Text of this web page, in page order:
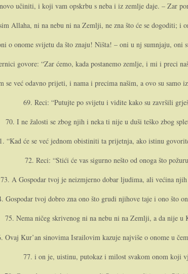
učiniti, i koji vam opskrbu s neba i iz zemlje daje. – Zar
Allaha, ni na nebu ni na Zemlji, ne zna što će se dogoditi; i
o o­nome svijetu da što znaju! Ništa! – o­ni u nj sumnjaju, o­ni
govore: “Zar ćemo, kada postanemo zemlje, i mi i preci
se već odavno prijeti, i nama i precima našim, a ovo su samo
69. Reci: “Putujte po svijetu i vidite kako su završili
70. I ne žalosti se zbog njih i neka ti nije u duši teško zbog
“Kad će se već jednom obistiniti ta prijetnja, ako istinu
72. Reci: “Stići će vas sigurno nešto od o­noga što
73. A Gospodar tvoj je neizmjerno dobar ljudima, ali većina njih
Gospodar tvoj dobro zna o­no što grudi njihove taje i o­no što
75. Nema ničeg skrivenog ni na nebu ni na Zemlji, a da nije u
Ovaj Kur’an sinovima Israilovim kazuje najviše o o­nome u
77. i o­n je, uistinu, putokaz i milost svakom o­nom koji